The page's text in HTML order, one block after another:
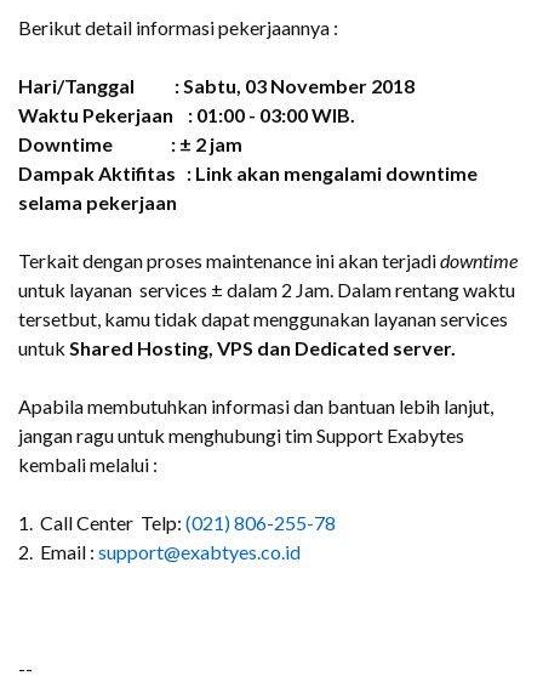
Berikut detail informasi pekerjaannya :
Hari/Tanggal : Sabtu, 03 November 2018
Waktu Pekerjaan : 01:00 - 03:00 WIB.
Downtime : ± 2 jam
Dampak Aktifitas : Link akan mengalami downtime
selama pekerjaan
Terkait dengan proses maintenance ini akan terjadidowntime
untuk layanan services ± dalam 2 Jam. Dalam rentang waktu
tersetbut, kamu tidak dapat menggunakan layanan services
untuk Shared Hosting, VPS dan Dedicated server.
Apabila membutuhkan informasi dan bantuan lebih lanjut,
jangan ragu untuk menghubungi tim Support Exabytes
kembali melalui :
1. Call Center Telp: (021) 806-255-78
2. Email : support@exabtyes.co.id
--